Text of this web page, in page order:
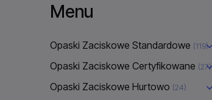
Menu
Opaski Zaciskowe Standardowe (119)
Opaski Zaciskowe Certyfikowane (27)
Opaski Zaciskowe Hurtowo (24)